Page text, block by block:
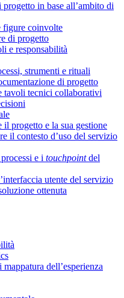
in base all’ambito di
figure coinvolte
di progetto
e responsabilità
strumenti e rituali
di progetto
tavoli tecnici collaborativi
il progetto e la sua gestione
il contesto d’uso del servizio
e i touchpointdel
utente del servizio
ottenuta
dell’esperienza